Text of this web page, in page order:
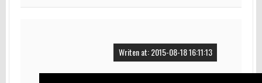
Writen at: 2015-08-18 16:11:13